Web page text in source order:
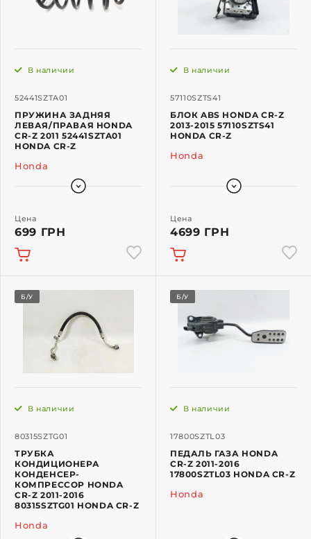
52441SZTA01
В наличии
ПРУЖИНА ЗАДНЯЯ
ЛЕВАЯ/ПРАВАЯ HONDA
CR-Z 2011 52441SZTA01
HONDA CR-Z
Honda
Цена
699 ГРН
57110SZTS41
В наличии
БЛОК ABS HONDA CR-Z
2013-2015 57110SZTS41
HONDA CR-Z
Honda
Цена
4699 ГРН
Б/У
80315SZTG01
В наличии
ТРУБКА
КОНДИЦИОНЕРА
КОНДЕНСЕР-
КОМПРЕССОР HONDA
CR-Z 2011-2016
80315SZTG01 HONDA CR-Z
Honda
Б/У
17800SZTL03
В наличии
ПЕДАЛЬ ГАЗА HONDA
CR-Z 2011-2016
17800SZTL03 HONDA CR-Z
Honda